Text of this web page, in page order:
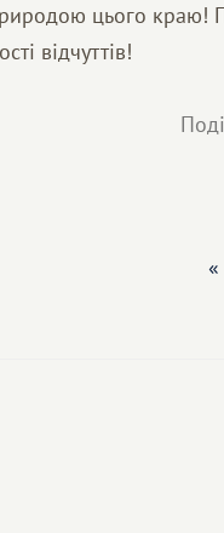
цього краю!
відчуттів!